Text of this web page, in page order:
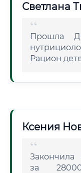
Светлана
Прошла
Рацион
Ксения
Закончила
за